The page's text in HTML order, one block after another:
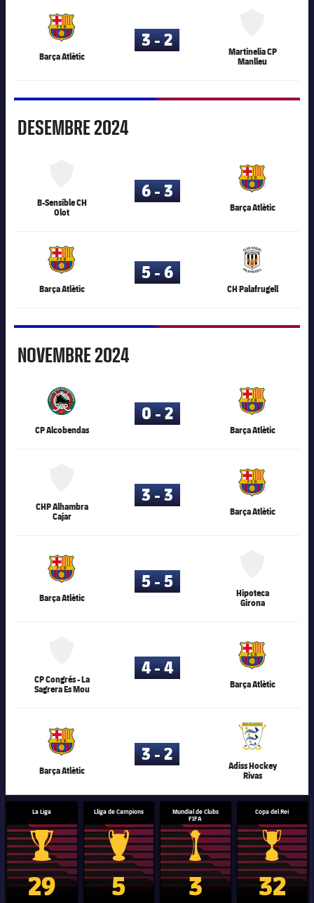
Barça Atlètic
80.117
3 - 2
Martinelia CP
Manlleu
Desembre
DESEMBRE2024
B-Sensible CH
Olot
80.117
6 - 3
Barça Atlètic
Barça Atlètic
80.117
5 - 6
CH Palafrugell
Novembre
NOVEMBRE2024
CP Alcobendas
80.117
0 - 2
Barça Atlètic
CHP Alhambra
Cajar
80.117
3 - 3
Barça Atlètic
Barça Atlètic
80.117
5 - 5
Hipoteca
Girona
CP Congrés - La
Sagrera Es Mou
80.117
4 - 4
Barça Atlètic
Barça Atlètic
80.117
3 - 2
Adiss Hockey
Rivas
La Liga
Trofeu de la Liga
29
Lliga de Campions
Trofeu de la Lliga de Campions
5
Mundial de Clubs
FIFA
Trofeu del Mundial de Clubs
3
Copa del Rei
Copa del
32